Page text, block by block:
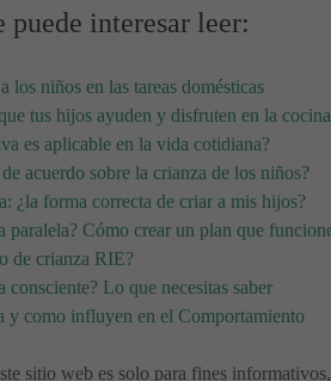
puede interesar leer:
los niños en las tareas domésticas
tus hijos ayuden y disfruten en la cocina
es aplicable en la vida cotidiana?
acuerdo sobre la crianza de los niños?
¿la forma correcta de criar a mis hijos?
paralela? Cómo crear un plan que
de crianza RIE?
consciente? Lo que necesitas saber
y como influyen en el Comportamiento
sitio web es solo para fines